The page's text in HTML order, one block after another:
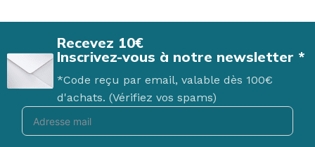
Recevez 10€
Inscrivez-vous à notre newsletter *
*Code reçu par email, valable dès 100€
d'achats. (Vérifiez vos spams)